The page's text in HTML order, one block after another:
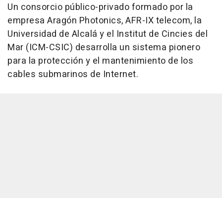
Un consorcio público-privado formado por la
empresa Aragón Photonics, AFR-IX telecom, la
Universidad de Alcalá y el Institut de Cincies del
Mar (ICM-CSIC) desarrolla un sistema pionero
para la protección y el mantenimiento de los
cables submarinos de Internet.